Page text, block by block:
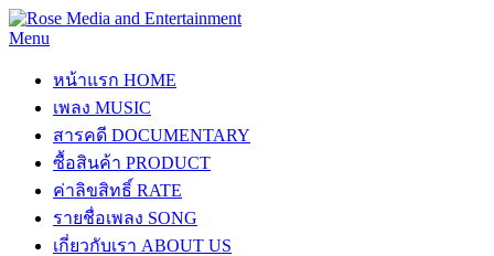
Menu
หน้าแรก HOME
เพลง MUSIC
สารคดี DOCUMENTARY
ซื้อสินค้า PRODUCT
ค่าลิขสิทธิ์ RATE
รายชื่อเพลง SONG
เกี่ยวกับเรา ABOUT US